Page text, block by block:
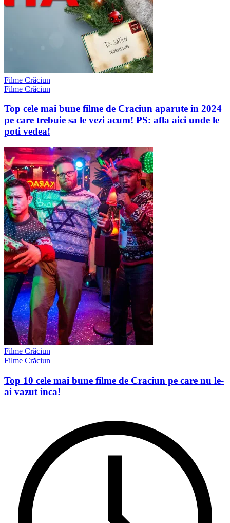
Filme Crăciun
Filme Crăciun
Top cele mai bune filme de Craciun aparute in 2024
pe care trebuie sa le vezi acum! PS: afla aici unde le
poti vedea!
Filme Crăciun
Filme Crăciun
Top 10 cele mai bune filme de Craciun pe care nu le-
ai vazut inca!